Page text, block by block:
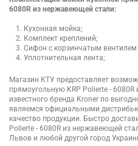
6080R из нержавеющей стали:
Кухонная мойка;
Комплект креплений;
Сифон с корзинчатым вентилем
Уплотнительная лента;
Магазин КТУ предоставляет
прямоугольную KRP Polierte -
известного бренда Kroner по
являемся официальными
качество продукции. Быстро
Polierte - 6080R из нержавеющей
Львов и любой другой город